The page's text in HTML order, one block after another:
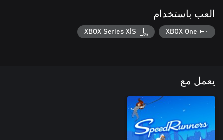
العب باستخدام
XBOX One
XBOX Series X|S
يعمل مع